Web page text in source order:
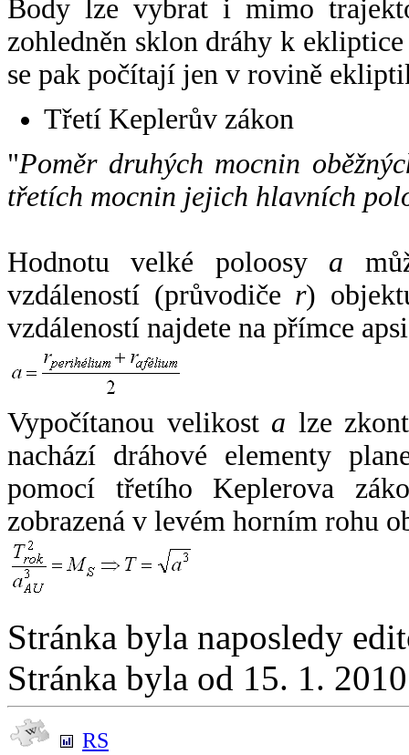
Body lze vybrat i mimo
zohledněn sklon dráhy k
se pak počítají jen v rovině
Třetí Keplerův zákon
"Poměr druhých mocnin
třetích mocnin jejich hlavních
Hodnotu velké poloosy a
vzdáleností (průvodiče r)
vzdáleností najdete na přímce
Vypočítanou velikost a lze
nachází dráhové elementy
pomocí třetího Keplerova
zobrazená v levém horním rohu
Stránka byla naposledy
Stránka byla od 15. 1.
RS